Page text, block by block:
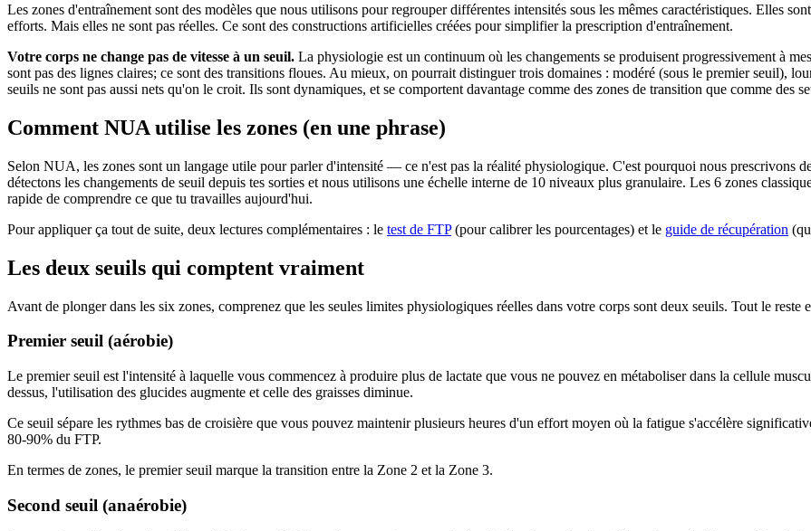
Les zones d'entraînement sont des modèles que nous utilisons pour regrouper différentes intensités sous les mêmes caractéristiques. Elles
efforts. Mais elles ne sont pas réelles. Ce sont des constructions artificielles créées pour simplifier la prescription d'entraînement.
Votre corps ne change pas de vitesse à un seuil. La physiologie est un continuum où les changements se produisent progressivement à
sont pas des lignes claires; ce sont des transitions floues. Au mieux, on pourrait distinguer trois domaines : modéré (sous le premier seuil),
seuils ne sont pas aussi nets qu'on le croit. Ils sont dynamiques, et se comportent davantage comme des zones de transition que comme des
Comment NUA utilise les zones (en une phrase)
Selon NUA, les zones sont un langage utile pour parler d'intensité — ce n'est pas la réalité physiologique. C'est pourquoi nous prescrivons
détectons les changements de seuil depuis tes sorties et nous utilisons une échelle interne de 10 niveaux plus granulaire. Les 6 zones
rapide de comprendre ce que tu travailles aujourd'hui.
Pour appliquer ça tout de suite, deux lectures complémentaires : le test de FTP(pour calibrer les pourcentages) et le guide de récupération
Les deux seuils qui comptent vraiment
Avant de plonger dans les six zones, comprenez que les seules limites physiologiques réelles dans votre corps sont deux seuils. Tout le reste
Premier seuil (aérobie)
Le premier seuil est l'intensité à laquelle vous commencez à produire plus de lactate que vous ne pouvez en métaboliser dans la cellule
dessus, l'utilisation des glucides augmente et celle des graisses diminue.
Ce seuil sépare les rythmes bas de croisière que vous pouvez maintenir plusieurs heures d'un effort moyen où la fatigue s'accélère
80-90% du FTP.
En termes de zones, le premier seuil marque la transition entre la Zone 2 et la Zone 3.
Second seuil (anaérobie)